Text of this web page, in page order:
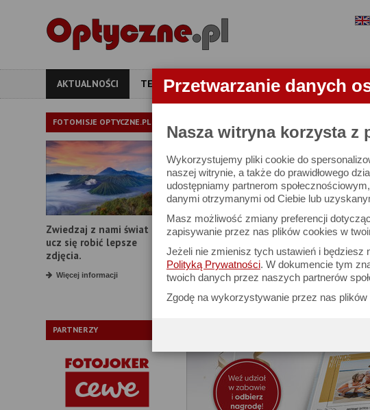
Przetwarzanie danych
Nasza witryna korzysta z
Wykorzystujemy pliki cookie do
naszej witrynie, a także do prawidłowego
udostępniamy partnerom
danymi otrzymanymi od Ciebie lub
Masz możliwość zmiany preferencji
zapisywanie przez nas plików cookies w
Jeżeli nie zmienisz tych ustawień i będziesz
Polityką Prywatności. W dokumencie tym
twoich danych przez naszych partnerów
Zgodę na wykorzystywanie przez nas
AKTUALNOŚCI TESTY ARTYKUŁY APARATY OBIEKTYWY
FOTOMISJE OPTYCZNE.PL
Zwiedzaj z nami świat i
ucz się robić lepsze
zdjęcia.
Więcej informacji
PARTNERZY
AKTUALNOŚCI
Rozpoczęły się Dni